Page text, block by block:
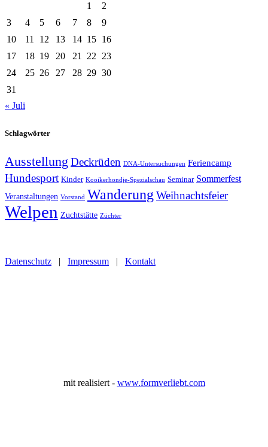
1
2
3
4 5 6 7 8
9
10
11 12 13 14 15 16
17
18 19 20 21 22
23
24
25 26 27 28 29 30
31
« Juli
Schlagwörter
Ausstellung Deckrüden DNA-Untersuchungen Feriencamp
Hundesport Kinder Kooikerhondje-Spezialschau Seminar Sommerfest
Veranstaltungen Vorstand Wanderung Weihnachtsfeier
Welpen Zuchtstätte Züchter
Datenschutz | Impressum | Kontakt
mitrealisiert - www.formverliebt.com